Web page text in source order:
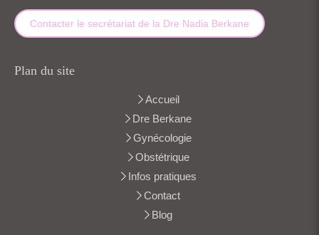
Contacter le secrétariat de la Dre Nadia Berkane
Plan du site
Accueil
Dre Berkane
Gynécologie
Obstétrique
Infos pratiques
Contact
Blog